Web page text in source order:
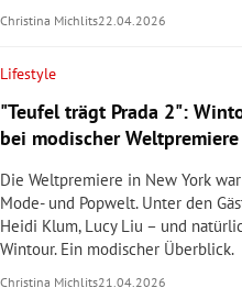
Christina Michlits22.04.2026
Lifestyle
"Teufel trägt Prada 2":
bei modischer Weltpremiere
Die Weltpremiere in New York
Mode- und Popwelt. Unter den
Heidi Klum, Lucy Liu – und
Wintour. Ein modischer Überblick.
Christina Michlits21.04.2026